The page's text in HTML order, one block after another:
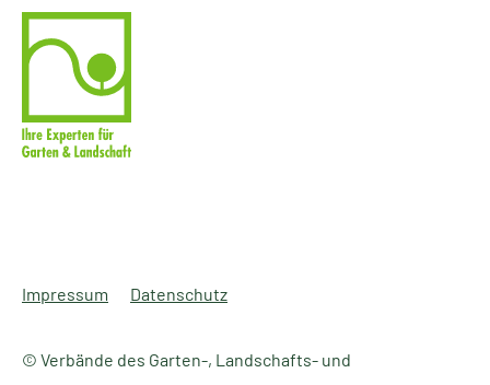
© Verbände des Garten-, Landschafts- und
Impressum Datenschutz